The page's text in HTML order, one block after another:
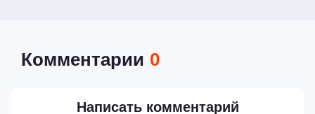
Комментарии 0
Написать комментарий